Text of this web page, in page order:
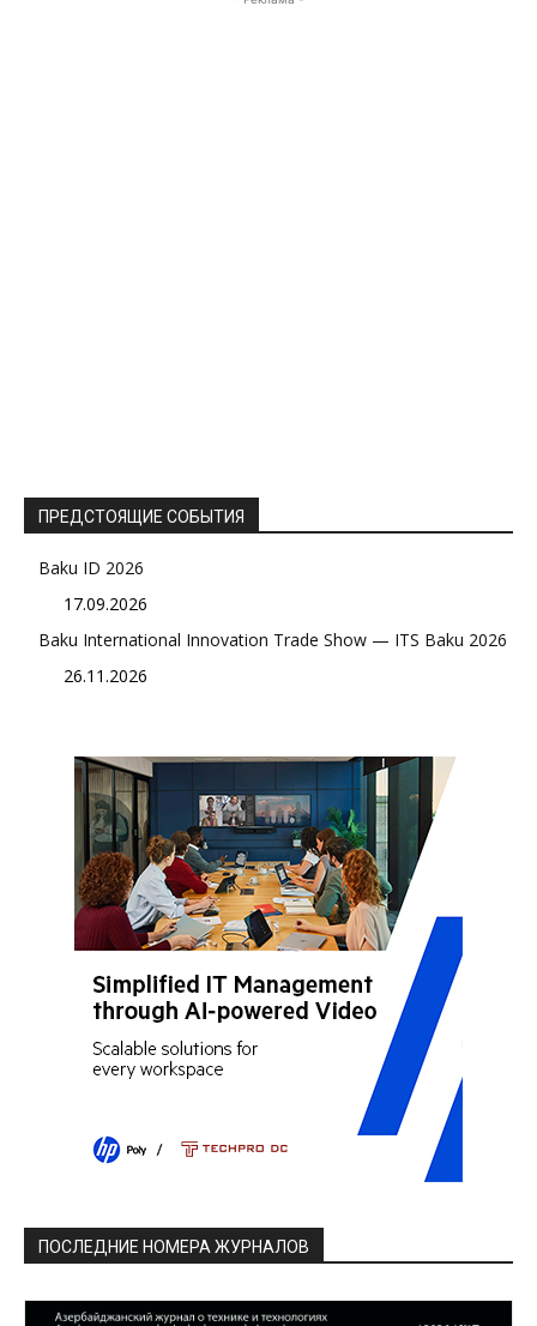
ПРЕДСТОЯЩИЕ СОБЫТИЯ
Baku ID 2026
17.09.2026
Baku International Innovation Trade Show — ITS Baku 2026
26.11.2026
ПОСЛЕДНИЕ НОМЕРА ЖУРНАЛОВ